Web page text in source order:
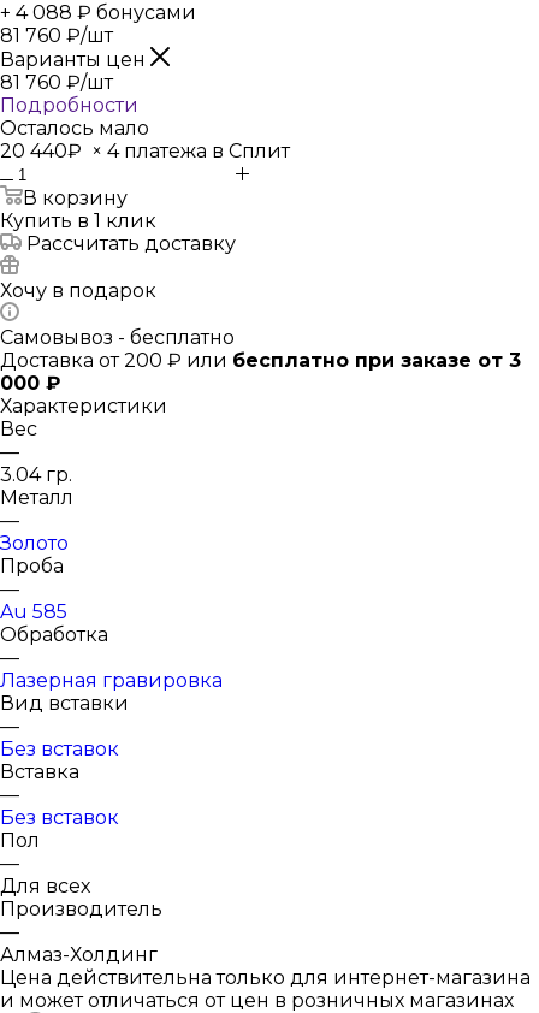
+ 4 088 ₽ бонусами
81 760 ₽/шт
Варианты цен
81 760 ₽/шт
Подробности
Осталось мало
20 440₽ × 4 платежа в Сплит
В корзину
Купить в 1 клик
Рассчитать доставку
Хочу в подарок
Самовывоз - бесплатно
Доставка от 200 ₽ или бесплатно при заказе от 3
000 ₽
Характеристики
Вес
—
3.04 гр.
Металл
—
Золото
Проба
—
Au 585
Обработка
—
Лазерная гравировка
Вид вставки
—
Без вставок
Вставка
—
Без вставок
Пол
—
Для всех
Производитель
—
Алмаз-Холдинг
Цена действительна только для интернет-магазина
и может отличаться от цен в розничных магазинах